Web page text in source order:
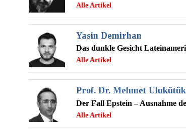
Yasin Demirhan
Das dunkle Gesicht
Prof. Dr. Mehmet Ulukütük
Der Fall Epstein – Ausnahme